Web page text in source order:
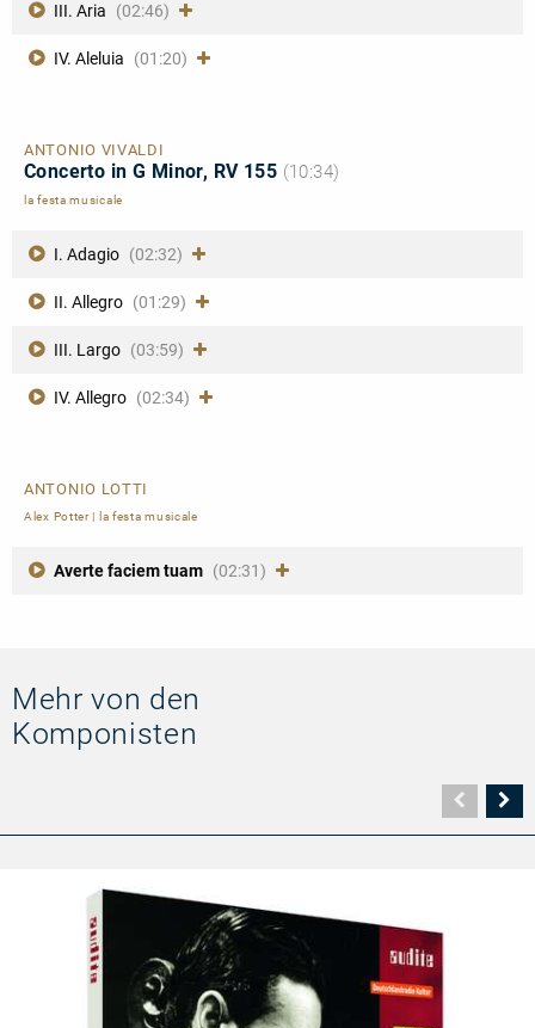
III. Aria (02:46)
IV. Aleluia (01:20)
ANTONIO VIVALDI
Concerto in G Minor, RV 155 (10:34)
la festa musicale
I. Adagio (02:32)
II. Allegro (01:29)
III. Largo (03:59)
IV. Allegro (02:34)
ANTONIO LOTTI
Alex Potter| la festa musicale
Averte faciem tuam (02:31)
Mehr von den
Komponisten
Seite